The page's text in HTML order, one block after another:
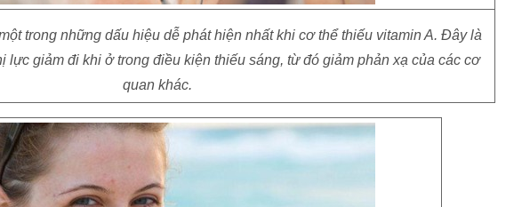
trong những dấu hiệu dễ phát hiện nhất khi cơ thể thiếu vitamin A. Đây là
lực giảm đi khi ở trong điều kiện thiếu sáng, từ đó giảm phản xạ của các cơ
quan khác.